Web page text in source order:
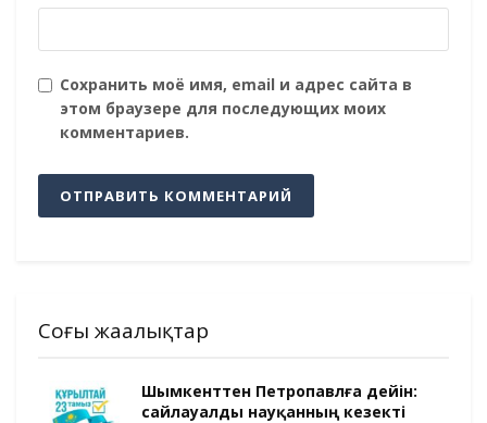
Сохранить моё имя, email и адрес сайта в
этом браузере для последующих моих
комментариев.
Соңғы жаңалықтар
Шымкенттен Петропавлға дейін:
сайлауалды науқанның кезекті